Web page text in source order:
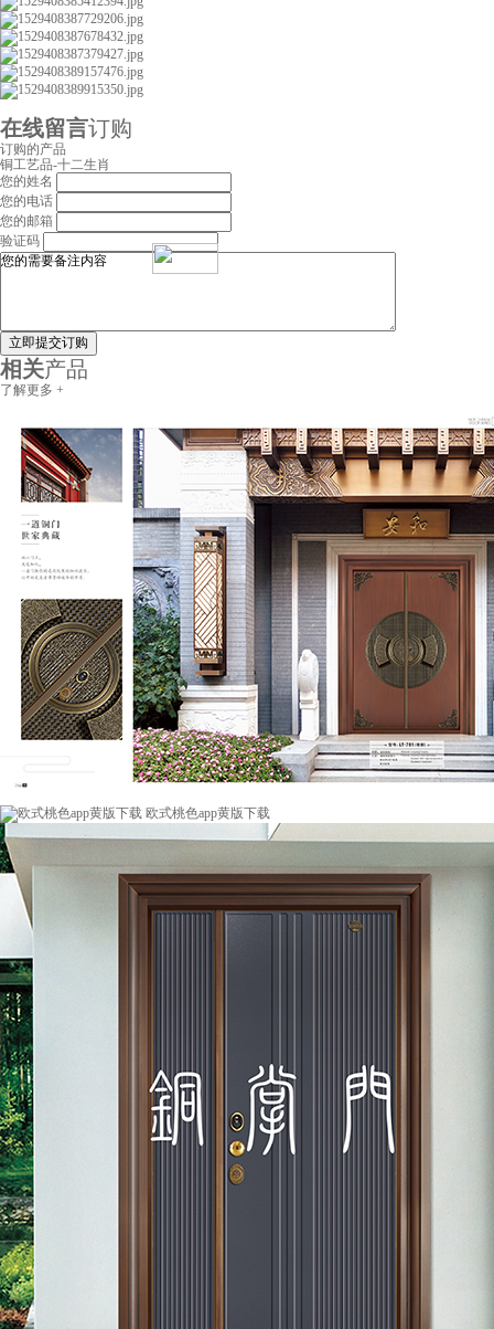
在线留言订购
订购的产品
铜工艺品-十二生肖
您的姓名
您的电话
您的邮箱
验证码
立即提交订购
相关产品
了解更多 +
欧式桃色app黄版下载